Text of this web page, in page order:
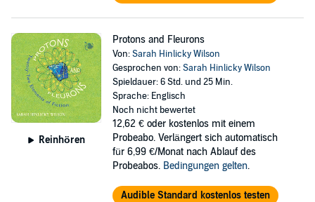
Reinhören
Protons and Fleurons
Von:Sarah Hinlicky Wilson
Gesprochen von:Sarah Hinlicky Wilson
Spieldauer: 6 Std. und 25 Min.
Sprache: Englisch
Noch nicht bewertet
12,62 € oder kostenlos mit einem
Probeabo. Verlängert sich automatisch
für 6,99 €/Monat nach Ablauf des
Probeabos. Bedingungen gelten.
Audible Standard kostenlos testen